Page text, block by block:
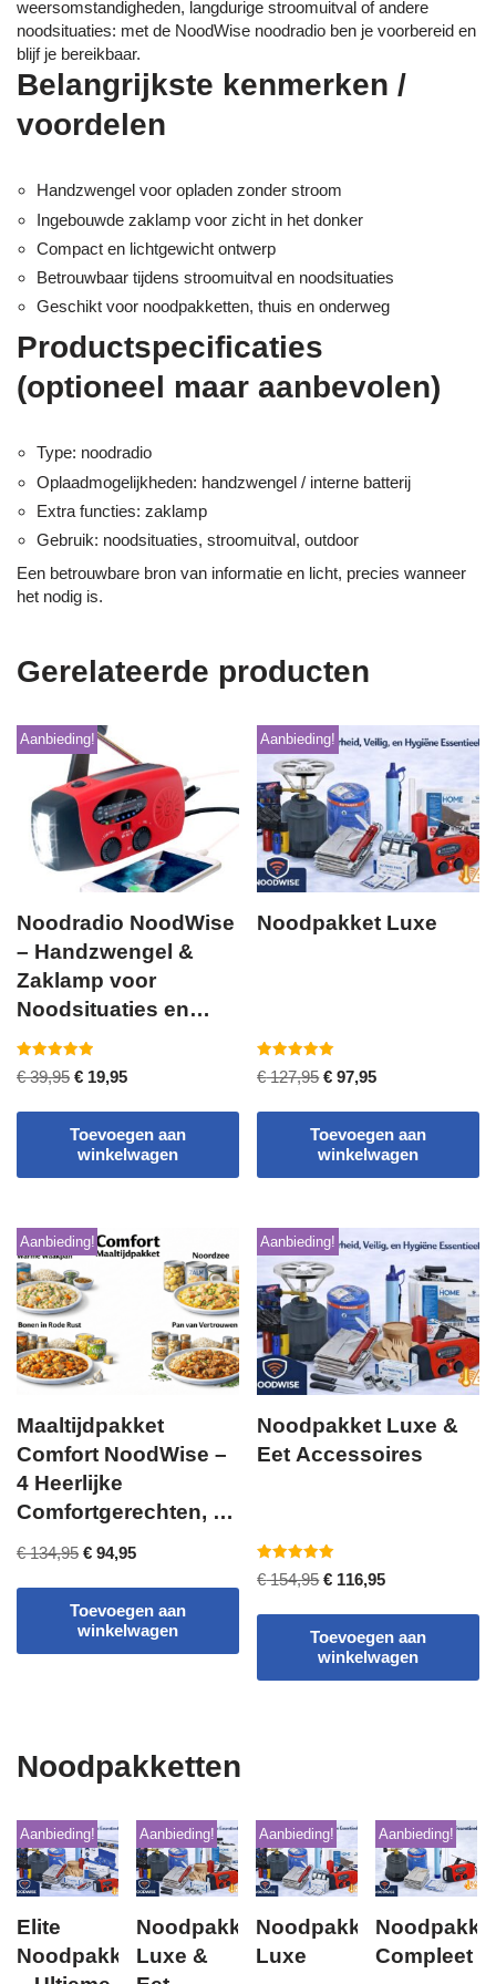
weersomstandigheden, langdurige stroomuitval of andere
noodsituaties: met de NoodWise noodradio ben je voorbereid en
blijf je bereikbaar.
Belangrijkste kenmerken /
voordelen
Handzwengel voor opladen zonder stroom
Ingebouwde zaklamp voor zicht in het donker
Compact en lichtgewicht ontwerp
Betrouwbaar tijdens stroomuitval en noodsituaties
Geschikt voor noodpakketten, thuis en onderweg
Productspecificaties
(optioneel maar aanbevolen)
Type: noodradio
Oplaadmogelijkheden: handzwengel / interne batterij
Extra functies: zaklamp
Gebruik: noodsituaties, stroomuitval, outdoor
Een betrouwbare bron van informatie en licht, precies wanneer
het nodig is.
Gerelateerde producten
Aanbieding!
Noodradio NoodWise
– Handzwengel &
Zaklamp voor
Noodsituaties en
Stroomuitval
Gewaardeerd
5.00
€39,95 € 19,95
Toevoegen aan
winkelwagen
Aanbieding!
Noodpakket Luxe
Gewaardeerd
5.00
€127,95 € 97,95
Toevoegen aan
winkelwagen
Aanbieding!
Maaltijdpakket
Comfort NoodWise –
4 Heerlijke
Comfortgerechten, 16
Noodsituaties
€134,95 € 94,95
Toevoegen aan
winkelwagen
Aanbieding!
Noodpakket Luxe &
Eet Accessoires
Gewaardeerd
5.00
€154,95 € 116,95
Toevoegen aan
winkelwagen
Noodpakketten
Aanbieding!
Elite
Noodpakket
Aanbieding!
Noodpakket
Luxe &
Aanbieding!
Noodpakket
Luxe
Aanbieding!
Compleet